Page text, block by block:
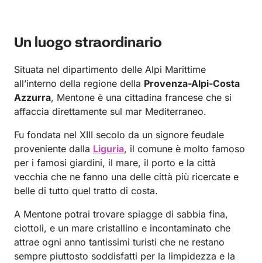
Un luogo straordinario
Situata nel dipartimento delle Alpi Marittime
all’interno della regione della Provenza-Alpi-Costa
Azzurra, Mentone è una cittadina francese che si
affaccia direttamente sul mar Mediterraneo.
Fu fondata nel XIII secolo da un signore feudale
proveniente dalla Liguria, il comune è molto famoso
per i famosi giardini, il mare, il porto e la città
vecchia che ne fanno una delle città più ricercate e
belle di tutto quel tratto di costa.
A Mentone potrai trovare spiagge di sabbia fina,
ciottoli, e un mare cristallino e incontaminato che
attrae ogni anno tantissimi turisti che ne restano
sempre piuttosto soddisfatti per la limpidezza e la